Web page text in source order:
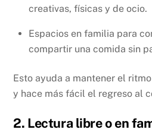
creativas, físicas y de ocio.
Espacios en familia para
compartir una comida sin
Esto ayuda a mantener el
y hace más fácil el regreso al
2. Lectura libre o en